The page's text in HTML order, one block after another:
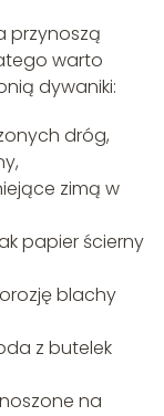
przynoszą
warto
dywaniki:
dróg,
zimą w
papier ścierny
blachy
z butelek
na